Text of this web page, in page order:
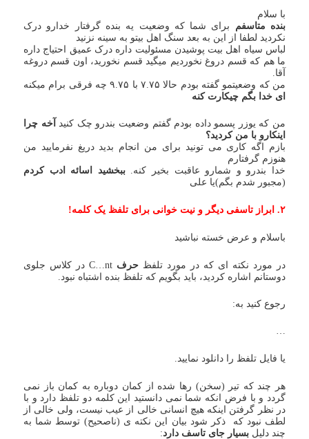
با سلام
بنده متاسفم برای شما که وضعیت یه بنده گرفتار خدارو درک
نکردید لطفا از این به بعد سنگ اهل بیتو به سینه نزنید
لباس سیاه اهل بیت پوشیدن مسئولیت داره درک عمیق احتیاج داره
ما هم که قسم دروغ نخوردیم میگید قسم نخورید، اون قسم دروغه
آقا.
من که وضعیتمو گفته بودم حالا ۷.۷۵ با ۹.۷۵ چه فرقی برام میکنه
ای خدا بگم چیکارت کنه
من که یوزر پسمو داده بودم گفتم وضعیت بندرو چک کنید آخه چرا
اینکارو با من کردید؟
بازم اگه کاری می تونید برای من انجام بدید دریغ نفرمایید من
هنوزم گرفتارم
خدا بندرو و شمارو عاقبت بخیر کنه.ببخشید اسائه ادب کردم
(مجبور شدم بگم)یا علی
۲. ابراز تاسفی دیگر و نیت خوانی برای تلفظ یک کلمه!
باسلام و عرض خسته نباشید
در مورد نکته ای که در مورد تلفظ حرف
C…nt در کلاس جلوی
دوستانم اشاره کردید، باید بگویم که تلفظ بنده اشتباه نبود.
رجوع کنید به:
…
یا فایل تلفظ را دانلود نمایید.
هر چند که تیر (سخن) رها شده از کمان دوباره به کمان باز نمی
گردد و با فرض انکه شما نمی دانستید این کلمه دو تلفظ دارد و با
در نظر گرفتن اینکه هیچ انسانی خالی از عیب نیست، ولی خالی از
لطف نبود که ذکر شود بیان این نکته ی (ناصحیح) توسط شما به
چند دلیلبسیار جای تاسف دارد: